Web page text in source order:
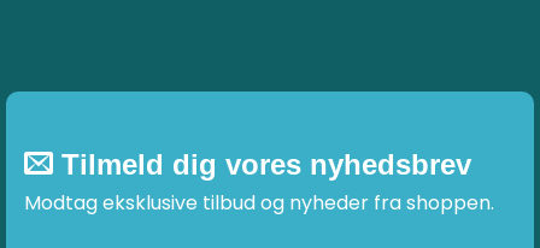
Tilmeld dig vores nyhedsbrev
Modtag eksklusive tilbud og nyheder fra shoppen.